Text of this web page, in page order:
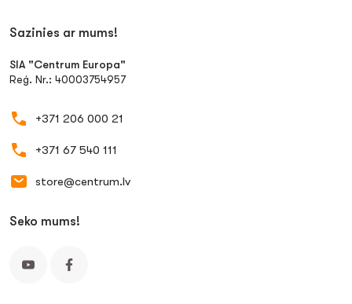
Sazinies ar mums!
SIA "Centrum Europa"
Reģ. Nr.: 40003754957
+371 206 000 21
+371 67 540 111
store@centrum.lv
Seko mums!